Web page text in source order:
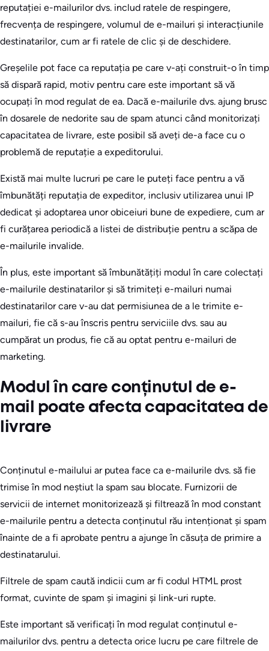
reputației e-mailurilor dvs. includ ratele de respingere,
frecvența de respingere, volumul de e-mailuri și interacțiunile
destinatarilor, cum ar fi ratele de clic și de deschidere.
Greșelile pot face ca reputația pe care v-ați construit-o în timp
să dispară rapid, motiv pentru care este important să vă
ocupați în mod regulat de ea. Dacă e-mailurile dvs. ajung brusc
în dosarele de nedorite sau de spam atunci când monitorizați
capacitatea de livrare, este posibil să aveți de-a face cu o
problemă de reputație a expeditorului.
Există mai multe lucruri pe care le puteți face pentru a vă
îmbunătăți reputația de expeditor, inclusiv utilizarea unui IP
dedicat și adoptarea unor obiceiuri bune de expediere, cum ar
fi curățarea periodică a listei de distribuție pentru a scăpa de
e-mailurile invalide.
În plus, este important să îmbunătățiți modul în care colectați
e-mailurile destinatarilor și să trimiteți e-mailuri numai
destinatarilor care v-au dat permisiunea de a le trimite e-
mailuri, fie că s-au înscris pentru serviciile dvs. sau au
cumpărat un produs, fie că au optat pentru e-mailuri de
marketing.
Modul în care conținutul de e-
mail poate afecta capacitatea de
livrare
Conținutul e-mailului ar putea face ca e-mailurile dvs. să fie
trimise în mod neștiut la spam sau blocate. Furnizorii de
servicii de internet monitorizează și filtrează în mod constant
e-mailurile pentru a detecta conținutul rău intenționat și spam
înainte de a fi aprobate pentru a ajunge în căsuța de primire a
destinatarului.
Filtrele de spam caută indicii cum ar fi codul HTML prost
format, cuvinte de spam și imagini și link-uri rupte.
Este important să verificați în mod regulat conținutul e-
mailurilor dvs. pentru a detecta orice lucru pe care filtrele de